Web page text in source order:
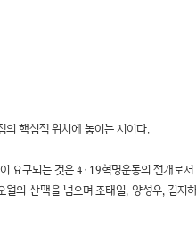
핵심적 위치에 놓이는 시이다.
요구되는 것은 4·19혁명운동의 전개로
의 산맥을 넘으며 조태일, 양성우, 김지